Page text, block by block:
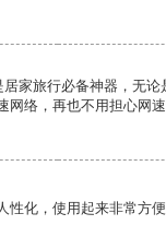
家旅行必备神器，无
网络，再也不用担心网速
性化，使用起来非常方便